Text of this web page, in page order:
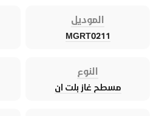
الموديل
MGRT0211
النوع
مسطح غاز بلت ان